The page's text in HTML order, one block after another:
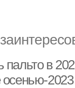
в
осенью-2023